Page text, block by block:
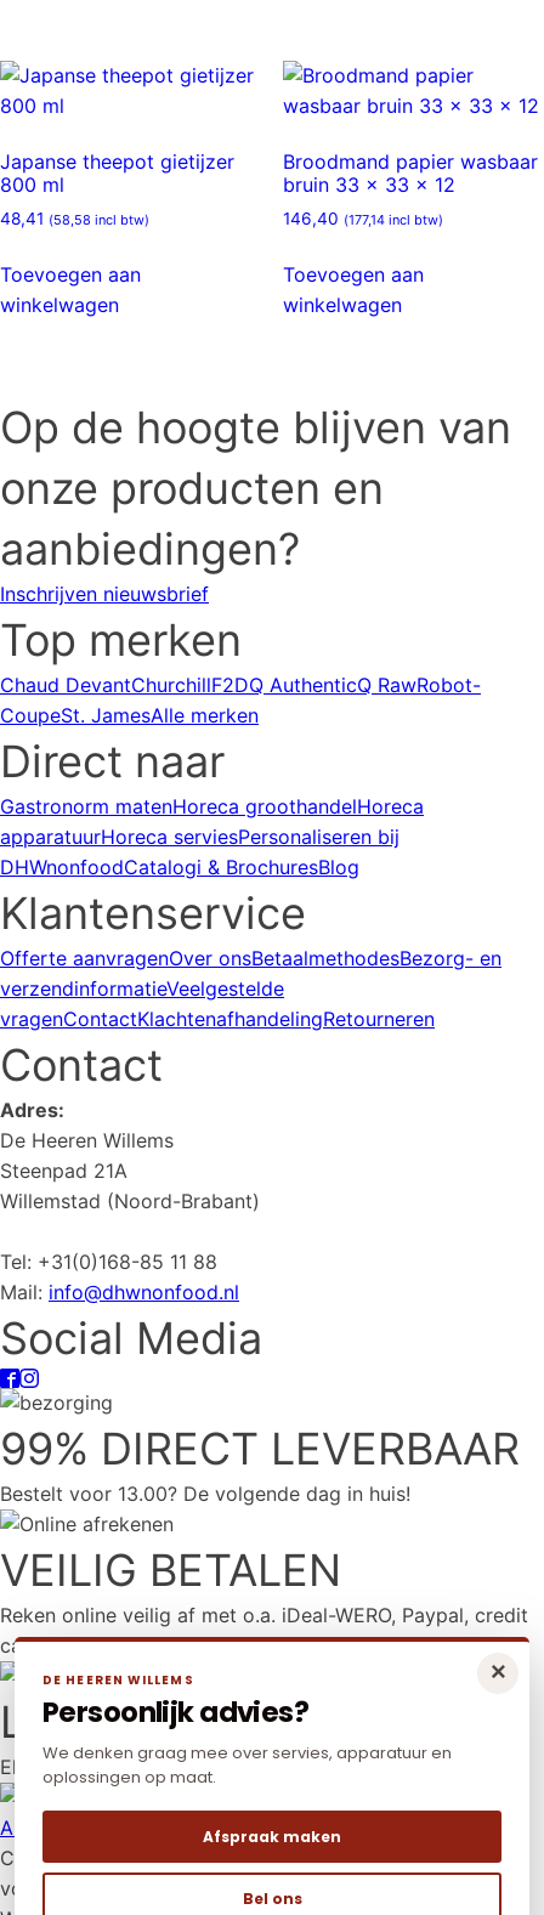
Japanse theepot gietijzer
800 ml
48,41 (58,58 incl btw)
Toevoegen aan
winkelwagen
Broodmand papier wasbaar
bruin 33 x 33 x 12
146,40 (177,14incl btw)
Toevoegen aan
winkelwagen
Op de hoogte blijven van
onze producten en
aanbiedingen?
Inschrijven nieuwsbrief
Top merken
Chaud DevantChurchillF2DQ AuthenticQ RawRobot-
CoupeSt. JamesAlle merken
Direct naar
Gastronorm matenHoreca groothandelHoreca
apparatuurHoreca serviesPersonaliseren bij
DHWnonfoodCatalogi & BrochuresBlog
Klantenservice
Offerte aanvragenOver onsBetaalmethodesBezorg- en
verzendinformatieVeelgestelde
vragenContactKlachtenafhandelingRetourneren
Contact
Adres:
De Heeren Willems
Steenpad 21A
Willemstad (Noord-Brabant)
Tel: +31(0)168-85 11 88
Mail: info@dhwnonfood.nl
Social Media
99% DIRECT LEVERBAAR
Bestelt voor 13.00? De volgende dag in huis!
VEILIG BETALEN
Reken online veilig af met o.a. iDeal-WERO, Paypal, credit
card en Mr Cash.
LAAGSTE PRIJS
Elders goedkoper? Neem dan contact met ons op.
Algemene voorwaarden|Privacy policy
Copyright © 2026 De Heeren Willems. Alle rechten
voorbehouden.
×
DE HEEREN WILLEMS
Persoonlijk advies?
We denken graag mee over servies, apparatuur en
oplossingen op maat.
Afspraak maken
Bel ons